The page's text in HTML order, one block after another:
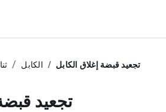
الكابل تجعيد قبضة إغلاق الكابل
تجعيد